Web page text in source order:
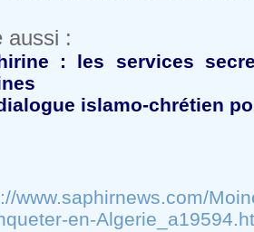
aussi :
: les services
islamo-chrétien
www.saphirnews.com/
en-